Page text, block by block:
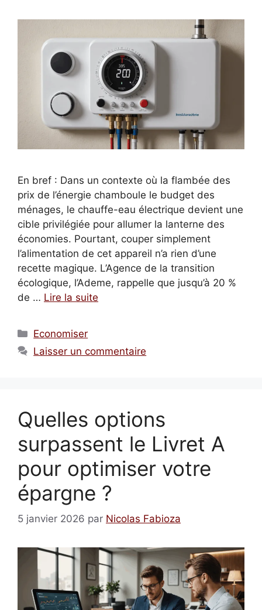
En bref : Dans un contexte où la flambée des
prix de l’énergie chamboule le budget des
ménages, le chauffe-eau électrique devient une
cible privilégiée pour allumer la lanterne des
économies. Pourtant, couper simplement
l’alimentation de cet appareil n’a rien d’une
recette magique. L’Agence de la transition
écologique, l’Ademe, rappelle que jusqu’à 20 %
de … Lire la suite
Catégories
Economiser
Laisser un commentaire
Quelles options
surpassent le Livret A
pour optimiser votre
épargne ?
5 janvier 2026 par Nicolas Fabioza